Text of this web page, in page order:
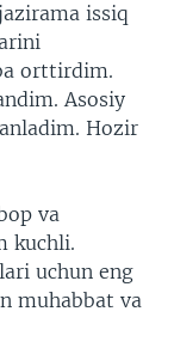
issiq
orttirdim.
Asosiy
Hozir
va
kuchli.
uchun eng
muhabbat va